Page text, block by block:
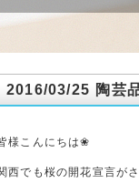
2016/03/25 陶芸
様こんにちは❀
西でも桜の開花宣言が